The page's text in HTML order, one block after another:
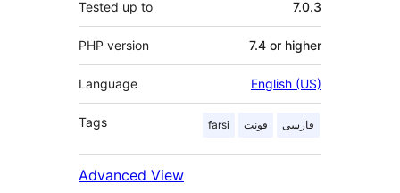
Tested up to 7.0.3
PHP version 7.4 or higher
Language English (US)
Tags farsi فونت فارسی
Advanced View